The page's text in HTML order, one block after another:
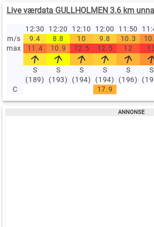
Live værdata GULLHOLMEN 3.6 km
12:30 12:20 12:10 12:00 11:50
m/s
9.4 8.8 10 9.8 10.3
max
11.4 10.9 12.5 12.5 12
S
(189)
S
(193)
S
(194)
S
(194)
S
(196)
S
C
17.9